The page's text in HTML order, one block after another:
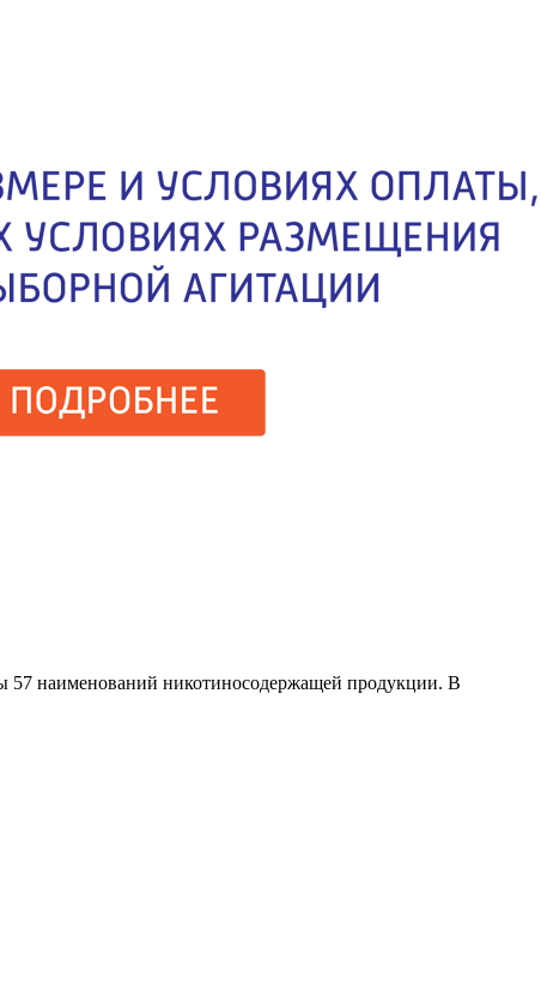
57 наименований никотиносодержащей продукции. В